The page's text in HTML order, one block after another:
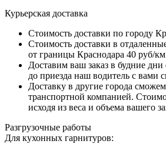
Курьерская доставка
Стоимость доставки по городу
Стоимость доставки в
от границы Краснодара 40 руб/
Доставим ваш заказ в будние дни
до приезда наш водитель с вами
Доставку в другие города
транспортной компанией.
исходя из веса и объема вашего
Разгрузочные работы
Для кухонных гарнитуров: